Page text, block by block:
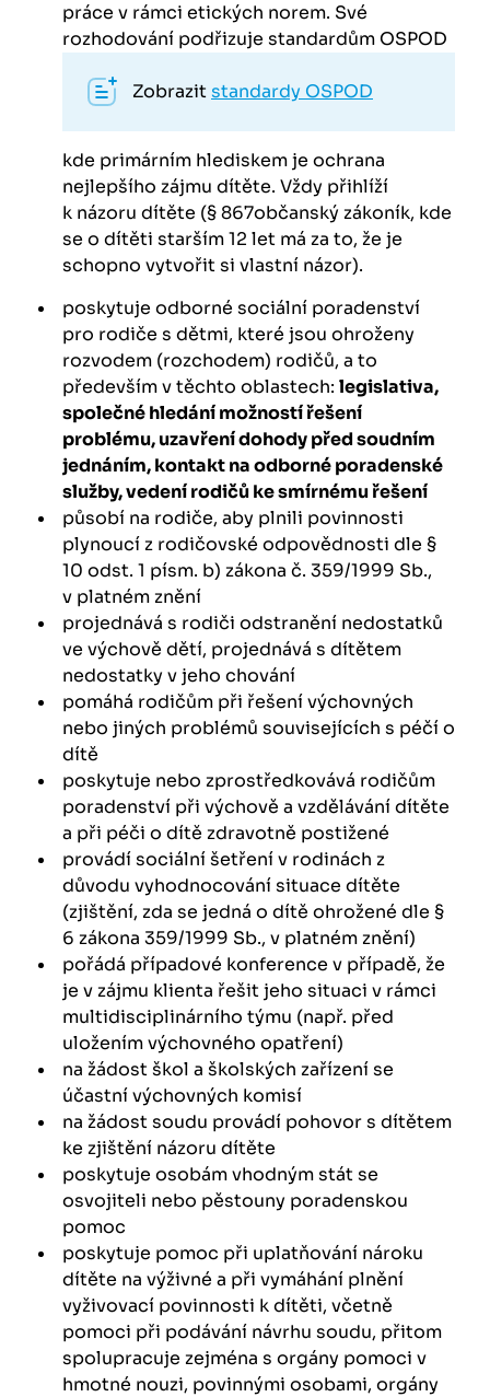
práce v rámci etických norem. Své
rozhodování podřizuje standardům OSPOD
Zobrazitstandardy OSPOD
kde primárním hlediskem je ochrana
nejlepšího zájmu dítěte. Vždy přihlíží
k názoru dítěte (§ 867občanský zákoník, kde
se o dítěti starším 12 let má za to, že je
schopno vytvořit si vlastní názor).
poskytuje odborné sociální poradenství
pro rodiče s dětmi, které jsou ohroženy
rozvodem (rozchodem) rodičů, a to
především v těchto oblastech: legislativa,
společné hledání možností řešení
problému, uzavření dohody před soudním
jednáním, kontakt na odborné poradenské
služby, vedení rodičů ke smírnému řešení
působí na rodiče, aby plnili povinnosti
plynoucí z rodičovské odpovědnosti dle §
10 odst. 1 písm. b) zákona č. 359/1999 Sb.,
v platném znění
projednává s rodiči odstranění nedostatků
ve výchově dětí, projednává s dítětem
nedostatky v jeho chování
pomáhá rodičům při řešení výchovných
nebo jiných problémů souvisejících s péčí o
dítě
poskytuje nebo zprostředkovává rodičům
poradenství při výchově a vzdělávání dítěte
a při péči o dítě zdravotně postižené
provádí sociální šetření v rodinách z
důvodu vyhodnocování situace dítěte
(zjištění, zda se jedná o dítě ohrožené dle §
6 zákona 359/1999 Sb., v platném znění)
pořádá případové konference v případě, že
je v zájmu klienta řešit jeho situaci v rámci
multidisciplinárního týmu (např. před
uložením výchovného opatření)
na žádost škol a školských zařízení se
účastní výchovných komisí
na žádost soudu provádí pohovor s dítětem
ke zjištění názoru dítěte
poskytuje osobám vhodným stát se
osvojiteli nebo pěstouny poradenskou
pomoc
poskytuje pomoc při uplatňování nároku
dítěte na výživné a při vymáhání plnění
vyživovací povinnosti k dítěti, včetně
pomoci při podávání návrhu soudu, přitom
spolupracuje zejména s orgány pomoci v
hmotné nouzi, povinnými osobami, orgány